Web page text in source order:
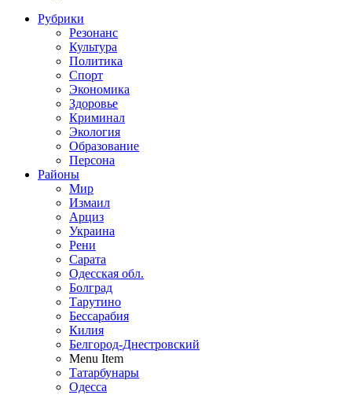
Рубрики
Резонанс
Культура
Политика
Спорт
Экономика
Здоровье
Криминал
Экология
Образование
Персона
Районы
Мир
Измаил
Арциз
Украина
Рени
Сарата
Одесская обл.
Болград
Тарутино
Бессарабия
Килия
Белгород-Днестровский
Menu Item
Татарбунары
Одесса